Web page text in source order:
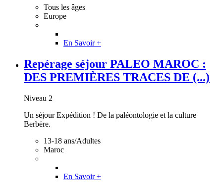
Tous les âges
Europe
En Savoir +
Repérage séjour PALEO MAROC :
DES PREMIÈRES TRACES DE (...)
Niveau 2
Un séjour Expédition ! De la paléontologie et la culture
Berbère.
13-18 ans/Adultes
Maroc
En Savoir +